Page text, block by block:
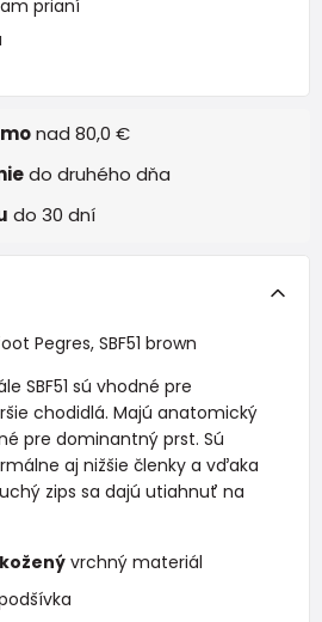
prianí
nad 80,0 €
do druhého dňa
do 30 dní
Pegres, SBF51 brown
SBF51 sú vhodné pre
chodidlá. Majú anatomický
pre dominantný prst. Sú
aj nižšie členky a vďaka
zips sa dajú utiahnuť na
vrchný materiál